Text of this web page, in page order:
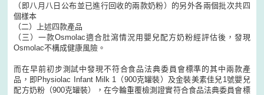
（即八月八日公布並已進行回收的兩款奶粉）的另外各兩個批次共四
個樣本
（二）上述四款產品
（三）一款Osmolac適合肚瀉情況用嬰兒配方奶粉經評估後，發現
Osmolac不構成健康風險。
而在早前初步測試中發現不符合食品法典委員會標準的其中兩款產
品，即Physiolac Infant Milk 1（900克罐裝）及金裝美素佳兒1號嬰兒
配方奶粉（900克罐裝），在今輪重覆檢測證實符合食品法典委員會標